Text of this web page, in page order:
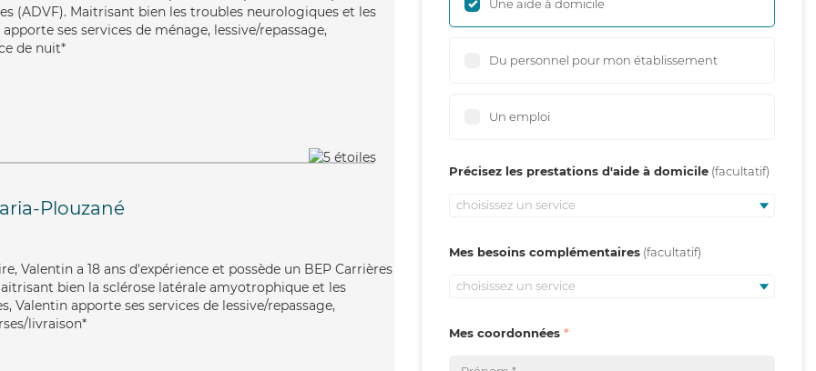
(ADVF). Maitrisant bien les troubles neurologiques et les
ses services de ménage, lessive/repassage,
de nuit*
Plouzané
Valentin a 18 ans d'expérience et possède un BEP Carrières
bien la sclérose latérale amyotrophique et les
Valentin apporte ses services de lessive/repassage,
livraison*
Une aide à domicile
Du personnel pour mon établissement
Un emploi
Précisez les prestations d'aide à domicile
choisissez un service
Mes besoins complémentaires
choisissez un service
Mes coordonnées